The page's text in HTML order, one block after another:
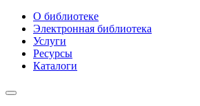
О библиотеке
Электронная библиотека
Услуги
Ресурсы
Каталоги